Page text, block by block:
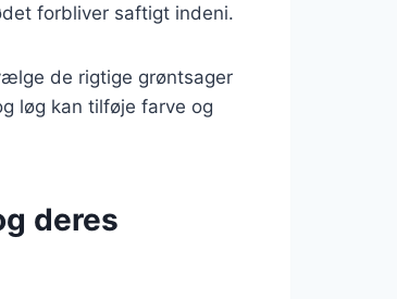
forbliver saftigt indeni.
de rigtige grøntsager
løg kan tilføje farve og
deres